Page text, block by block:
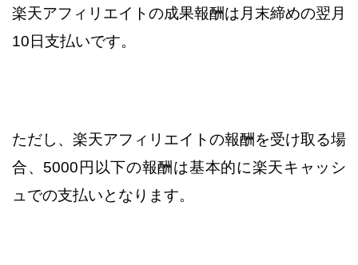
楽天アフィリエイトの成果報酬は月末締めの翌月
10日支払いです。
ただし、楽天アフィリエイトの報酬を受け取る場
合、 5000円以下の報酬は基本的に楽天キャッシ
ュでの支払いとなります。